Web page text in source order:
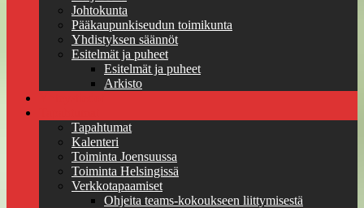
Johtokunta
Pääkaupunkiseudun toimikunta
Yhdistyksen säännöt
Esitelmät ja puheet
Esitelmät ja puheet
Arkisto
Tapahtumat
Kalenteri
Toiminta Joensuussa
Toiminta Helsingissä
Verkkotapaamiset
Ohjeita teams-kokoukseen liittymisestä